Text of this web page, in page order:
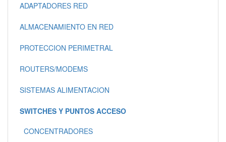
ADAPTADORES RED
ALMACENAMIENTO EN RED
PROTECCION PERIMETRAL
ROUTERS/MODEMS
SISTEMAS ALIMENTACION
SWITCHES Y PUNTOS ACCESO
CONCENTRADORES